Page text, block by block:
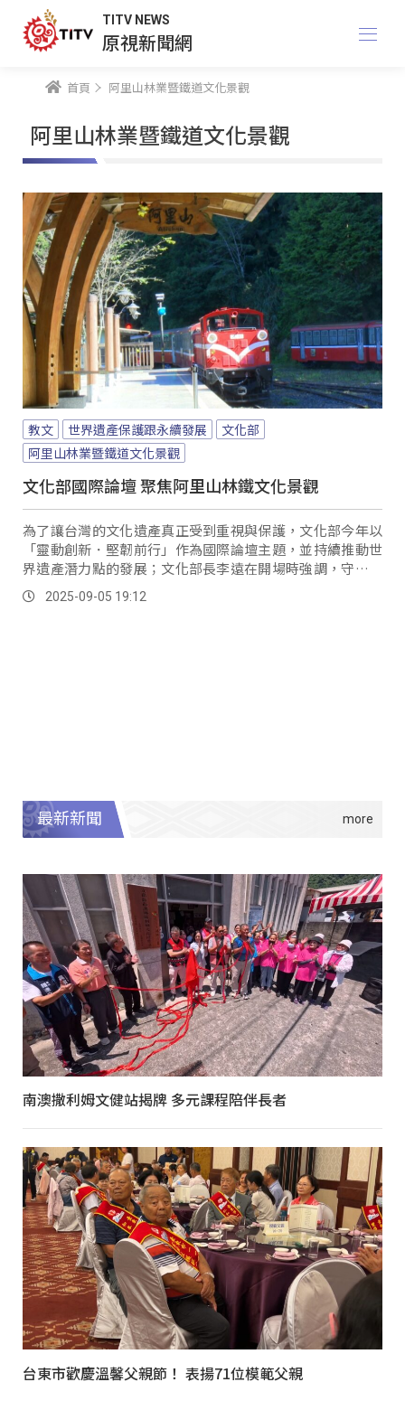
TITV NEWS
原視新聞網
首頁 阿里山林業暨鐵道文化景觀
阿里山林業暨鐵道文化景觀
教文 世界遺產保護跟永續發展
文化部
阿里山林業暨鐵道文化景觀
文化部國際論壇 聚焦阿里山林鐵文化景觀
為了讓台灣的文化遺產真正受到重視與保護，文化部今年以
「靈動創新．堅韌前行」作為國際論壇主題，並持續推動世
界遺產潛力點的發展；文化部長李遠在開場時強調，守護文
化資產，需要大家共同投入心力。
2025-09-05 19:12
最新新聞
南澳撒利姆文健站揭牌 多元課程陪伴長者
台東市歡慶溫馨父親節！ 表揚71位模範父親